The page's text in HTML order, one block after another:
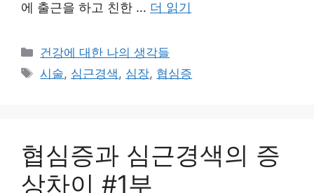
에 출근을 하고 친한 … 더 읽기
카
테
고
건강에 대한 나의 생각들
태
시술, 심근경색 , 심장, 협심증
협심증과 심근경색의 증
상차이 #1부